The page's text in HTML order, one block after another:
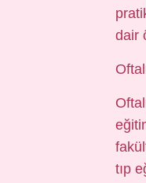
dair
tıp